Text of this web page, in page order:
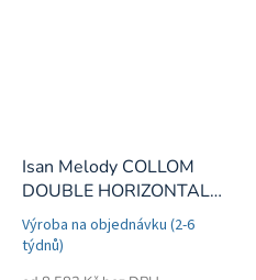
Isan Melody COLLOM
DOUBLE HORIZONTAL
koupelnový radiátor
Výroba na objednávku (2-6
týdnů)